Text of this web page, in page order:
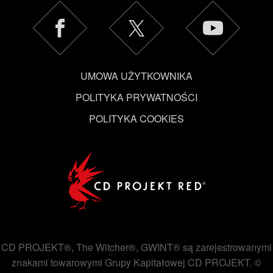
UMOWA UŻYTKOWNIKA
POLITYKA PRYWATNOŚCI
POLITYKA COOKIES
CD PROJEKT®, The Witcher®, GWINT® są zarejestrowanymi
znakami towarowymi Grupy Kapitałowej CD PROJEKT. ©